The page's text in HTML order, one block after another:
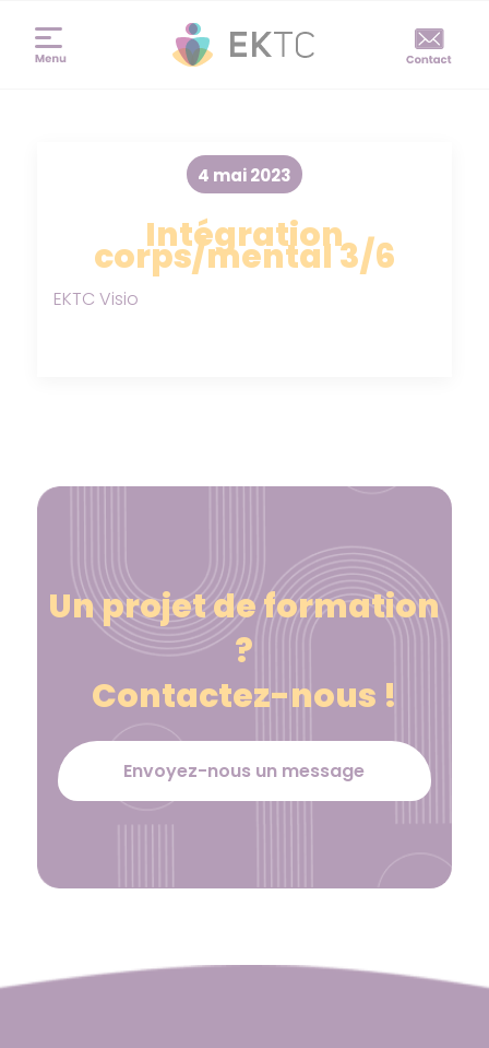
Intégration
corps/mental 3/6
4 mai 2023
EKTC Visio
Un projet de formation
?
Contactez-nous !
Envoyez-nous un message